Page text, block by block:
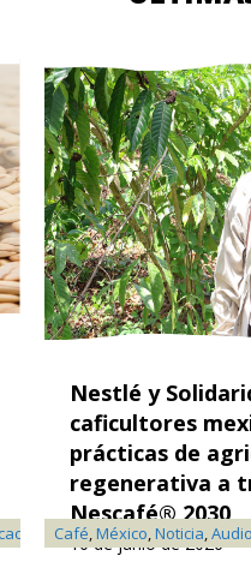
Café,México,Noticia,Audio
Nestlé y
caficultores
prácticas de
regenerativa a
Nescafé® 2030
10 de junio de 2026